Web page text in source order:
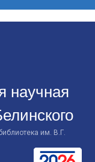
научная
им. В.Г.